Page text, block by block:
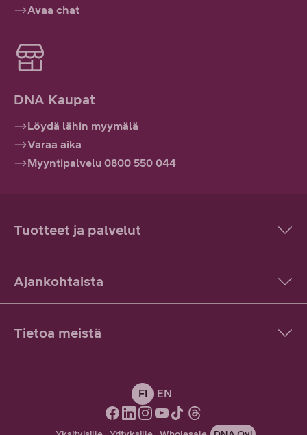
Avaa chat
DNA Kaupat
Löydä lähin myymälä
Varaa aika
Myyntipalvelu 0800 550 044
Tuotteet ja palvelut
Ajankohtaista
Tietoa meistä
FI EN